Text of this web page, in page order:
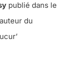
publié dans le
du